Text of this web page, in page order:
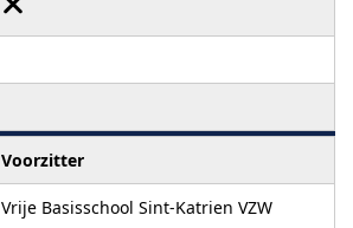
Voorzitter
Vrije Basisschool Sint-Katrien VZW